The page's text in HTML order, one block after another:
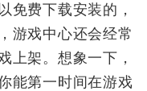
免费下载安装的，
游戏中心还会经常
上架。想象一下，
能第一时间在游戏